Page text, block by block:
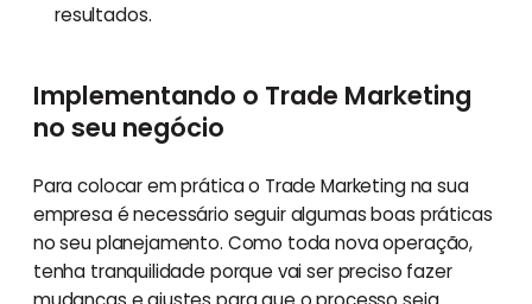
resultados.
Implementando o Trade Marketing
no seu negócio
Para colocar em prática o Trade Marketing na sua
empresa é necessário seguir algumas boas práticas
no seu planejamento. Como toda nova operação,
tenha tranquilidade porque vai ser preciso fazer